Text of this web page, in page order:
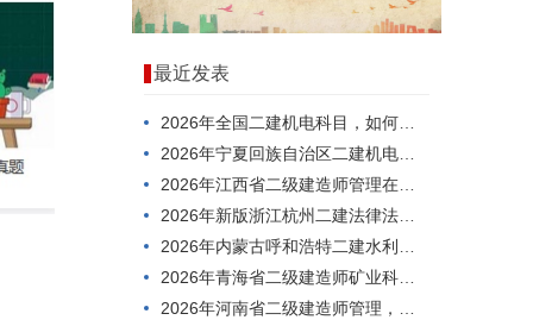
最近发表
2026年全国二建机电科目，如何一次就考过？
2026年宁夏回族自治区二建机电科目模拟真题
2026年江西省二级建造师管理在线，备考时间需要多久？
2026年新版浙江杭州二建法律法规在线考试，推荐app哪个好？
2026年内蒙古呼和浩特二建水利科目在线测试，考点分析
2026年青海省二级建造师矿业科目在线模拟考试，考点分析
2026年河南省二级建造师管理，刷题有哪些软件?